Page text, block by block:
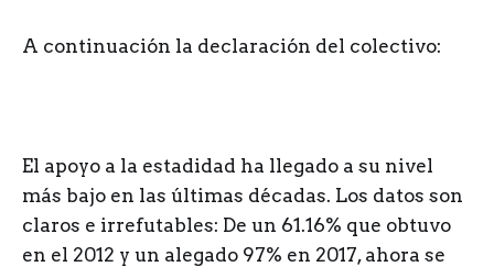
A continuación la declaración del colectivo:
El apoyo a la estadidad ha llegado a su nivel
más bajo en las últimas décadas. Los datos son
claros e irrefutables: De un 61.16% que obtuvo
en el 2012 y un alegado 97% en 2017, ahora se